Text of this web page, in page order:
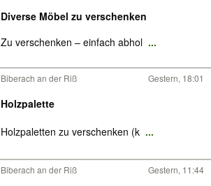
Diverse Möbel zu verschenken
Zu verschenken – einfach abhol ...
Biberach an der Riß Gestern, 18:01
Holzpalette
Holzpaletten zu verschenken (k ...
Biberach an der Riß Gestern, 11:44